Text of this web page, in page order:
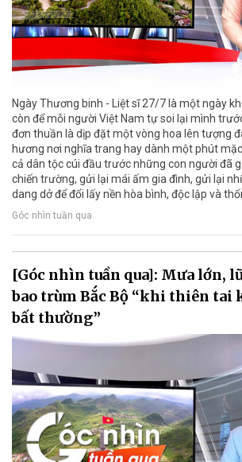
Ngày Thương binh - Liệt sĩ 27/7 là một ngày
còn để mỗi người Việt Nam tự soi lại mình
đơn thuần là dịp đặt một vòng hoa lên tượng
hương nơi nghĩa trang hay dành một phút
cả dân tộc cúi đầu trước những con người đã
chiến trường, gửi lại mái ấm gia đình, gửi lại
dang dở để đổi lấy nền hòa bình, độc lập và
Góc nhìn tuần qua
[Góc nhìn tuần qua]: Mưa lớn,
bao trùm Bắc Bộ “khi thiên tai
bất thường”